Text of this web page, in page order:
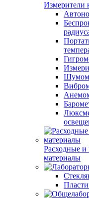
Измерители
Расходные и
материалы